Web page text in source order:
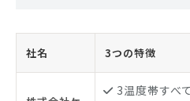
社名 3つの特徴
3温度帯すべ